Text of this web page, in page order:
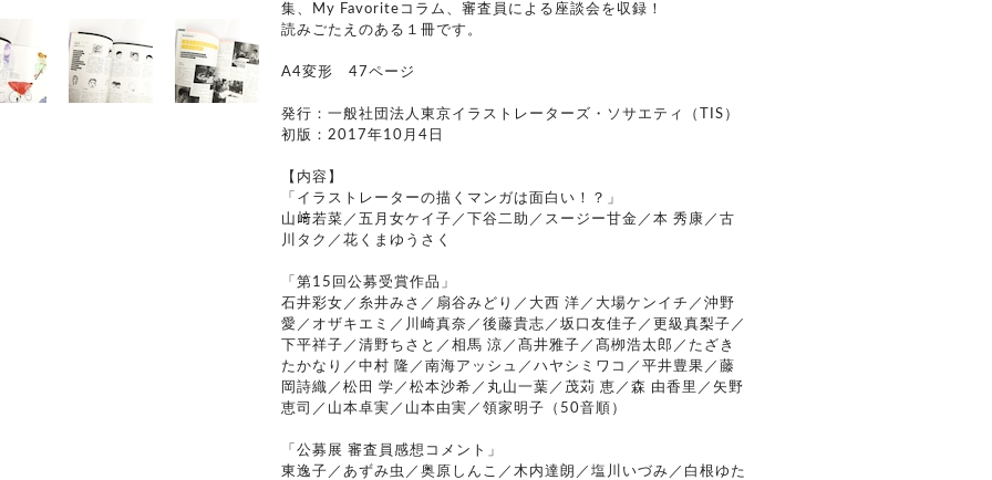
集、My Favoriteコラム、審査員による座談会を収録！
読みごたえのある１冊です。
A4変形 47ページ
発行：一般社団法人東京イラストレーターズ・ソサエティ（TIS）
初版：2017年10月4日
【内容】
「イラストレーターの描くマンガは面白い！？」
山﨑若菜／五月女ケイ子／下谷二助／スージー甘金／本 秀康／古
川タク／花くまゆうさく
「第15回公募受賞作品」
石井彩女／糸井みさ／扇谷みどり／大西 洋／大場ケンイチ／沖野
愛／オザキエミ／川崎真奈／後藤貴志／坂口友佳子／更級真梨子／
下平祥子／清野ちさと／相馬 涼／髙井雅子／髙栁浩太郎／たざき
たかなり／中村 隆／南海アッシュ／ハヤシミワコ／平井豊果／藤
岡詩織／松田 学／松本沙希／丸山一葉／茂苅 恵／森 由香里／矢野
恵司／山本卓実／山本由実／領家明子（50音順）
「公募展 審査員感想コメント」
東逸子／あずみ虫／奥原しんこ／木内達朗／塩川いづみ／白根ゆた